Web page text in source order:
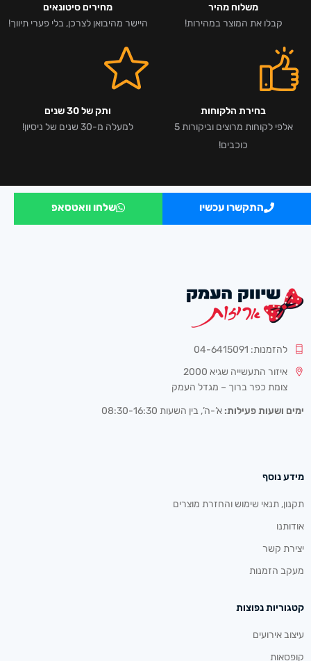
משלוח מהיר
קבלו את המוצר במהירות!
מחירים סיטונאים
היישר מהיבואן לצרכן, בלי פערי תיווך!
בחירת הלקוחות
אלפי לקוחות מרוצים וביקורות 5
כוכבים!
ותק של 30 שנים
למעלה מ-30 שנים של ניסיון!
התקשרו עכשיו שלחו וואטסאפ
להזמנות: 04-6415091
איזור התעשייה שגיא 2000
צומת כפר ברוך – מגדל העמק
ימים ושעות פעילות: א’-ה’, בין השעות 08:30-16:30
מידע נוסף
תקנון, תנאי שימוש והחזרת מוצרים
אודותנו
יצירת קשר
מעקב הזמנות
קטגוריות נפוצות
עיצוב אירועים
קופסאות